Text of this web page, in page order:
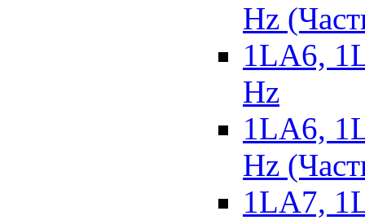
Hz
1LA6,
Hz
1LA6,
Hz
1LA7,